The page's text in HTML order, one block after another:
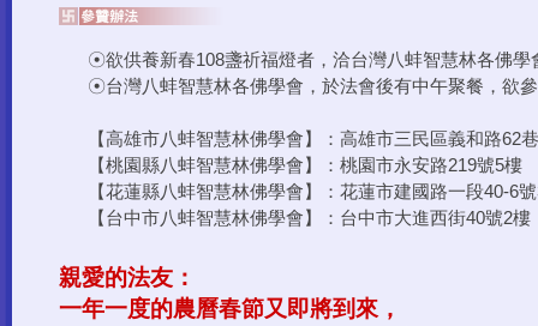
☉欲供養新春108盞祈福燈者，洽台灣八蚌智慧林各佛學
☉台灣八蚌智慧林各佛學會，於法會後有中午聚餐，欲
【高雄市八蚌智慧林佛學會】：高雄市三民區義和路62
【桃園縣八蚌智慧林佛學會】：桃園市永安路219號5樓
【花蓮縣八蚌智慧林佛學會】：花蓮市建國路一段40-6
【台中市八蚌智慧林佛學會】：台中市大進西街40號2
親愛的法友：
一年一度的農曆春節又即將到來，